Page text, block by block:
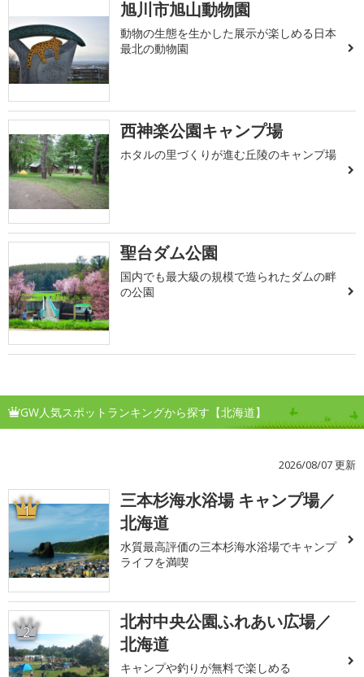
旭川市旭山動物園
動物の生態を生かした展示が楽しめる日本
最北の動物園
西神楽公園キャンプ場
ホタルの里づくりが進む丘陵のキャンプ場
聖台ダム公園
国内でも最大級の規模で造られたダムの畔
の公園
GW人気スポットランキングから探す【北海道】
2026/08/07 更新
1
三本杉海水浴場 キャンプ場／
北海道
水質最高評価の三本杉海水浴場でキャンプ
ライフを満喫
2
北村中央公園ふれあい広場／
北海道
キャンプや釣りが無料で楽しめる